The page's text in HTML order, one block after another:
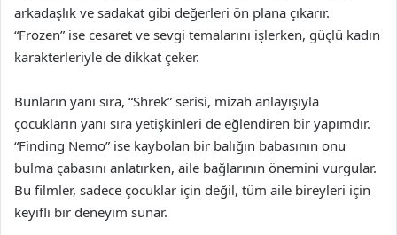
arkadaşlık ve sadakat gibi değerleri ön plana çıkarır.
“Frozen” ise cesaret ve sevgi temalarını işlerken, güçlü kadın
karakterleriyle de dikkat çeker.
Bunların yanı sıra, “Shrek” serisi, mizah anlayışıyla
çocukların yanı sıra yetişkinleri de eğlendiren bir yapımdır.
“Finding Nemo” ise kaybolan bir balığın babasının onu
bulma çabasını anlatırken, aile bağlarının önemini vurgular.
Bu filmler, sadece çocuklar için değil, tüm aile bireyleri için
keyifli bir deneyim sunar.